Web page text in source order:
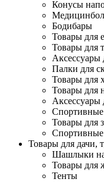
Конусы
Бодибары
Товары для
Товары для
Аксессуары
Палки для
Товары для
Товары для
Аксессуары
Товары для
Спортивные
Товары для дачи,
Шашлыки на
Товары для
Тенты